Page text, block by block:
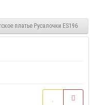
1 платье Русалочки ES196